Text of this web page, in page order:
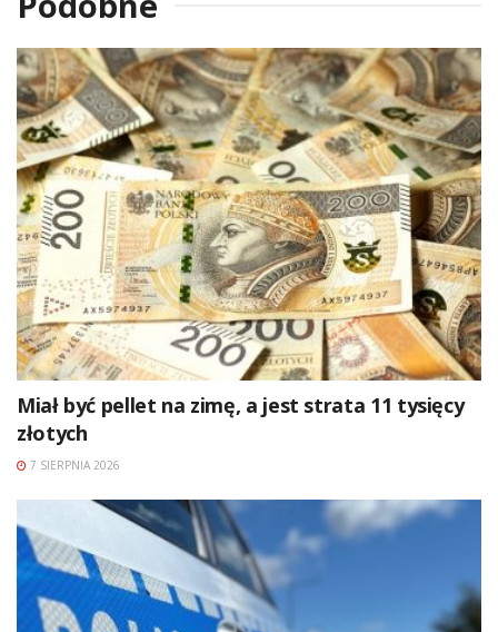
Miał być pellet na zimę, a jest strata 11 tysięcy
złotych
7 SIERPNIA 2026